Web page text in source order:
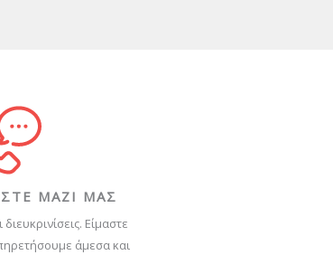
ΜΑΖΙ ΜΑΣ
Είμαστε
άμεσα και